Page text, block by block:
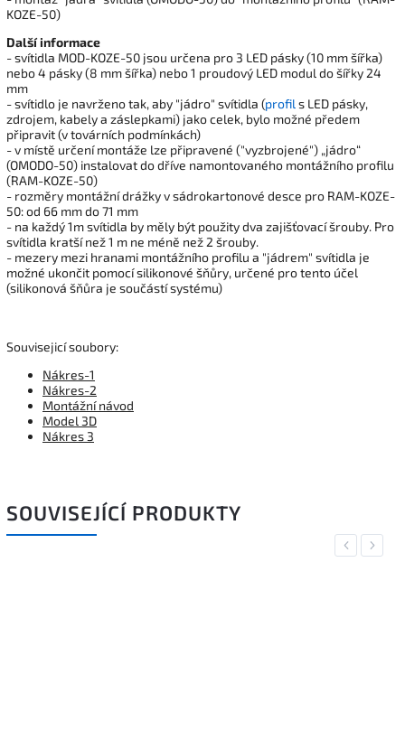
KOZE-50)
Další informace
- svítidla MOD-KOZE-50 jsou určena pro 3 LED pásky (10 mm šířka)
nebo 4 pásky (8 mm šířka) nebo 1 proudový LED modul do šířky 24
mm
- svítidlo je navrženo tak, aby "jádro" svítidla (profil s LED pásky,
zdrojem, kabely a záslepkami) jako celek, bylo možné předem
připravit (v továrních podmínkách)
- v místě určení montáže lze připravené ("vyzbrojené") „jádro“
(OMODO-50) instalovat do dříve namontovaného montážního profilu
(RAM-KOZE-50)
- rozměry montážní drážky v sádrokartonové desce pro RAM-KOZE-
50: od 66 mm do 71 mm
- na každý 1m svítidla by měly být použity dva zajišťovací šrouby. Pro
svítidla kratší než 1 m ne méně než 2 šrouby.
- mezery mezi hranami montážního profilu a "jádrem" svítidla je
možné ukončit pomocí silikonové šňůry, určené pro tento účel
(silikonová šňůra je součástí systému)
Souvisejicí soubory:
Nákres-1
Nákres-2
Montážní návod
Model 3D
Nákres 3
SOUVISEJÍCÍ PRODUKTY
Previous
Next